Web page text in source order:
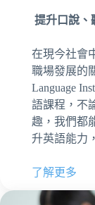
提升口說、
在現今社會
職場發展的
Language
語課程，不
趣，我們都
升英語能力
了解更多